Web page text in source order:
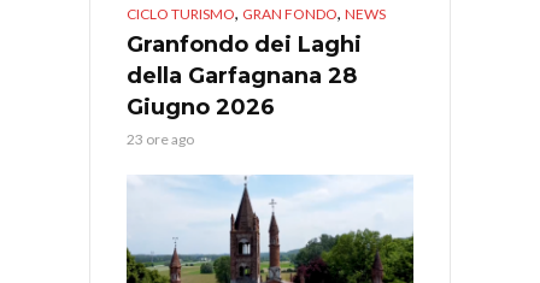
CICLO TURISMO, GRAN FONDO, NEWS
Granfondo dei Laghi
della Garfagnana 28
Giugno 2026
23 ore ago